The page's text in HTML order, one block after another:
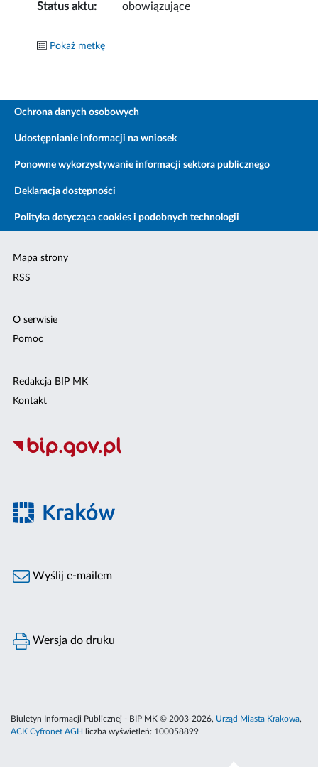
Status aktu: obowiązujące
Pokaż metkę
Ochrona danych osobowych
Udostępnianie informacji na wniosek
Ponowne wykorzystywanie informacji sektora publicznego
Deklaracja dostępności
Polityka dotycząca cookies i podobnych technologii
Mapa strony
RSS
O serwisie
Pomoc
Redakcja BIP MK
Kontakt
Wyślij e-mailem
Wersja do druku
Biuletyn Informacji Publicznej - BIP MK © 2003-2026, Urząd Miasta Krakowa,
ACK Cyfronet AGH
liczba wyświetleń: 100058899